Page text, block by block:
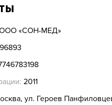
«СОН-МЕД»
2011
ул. Героев